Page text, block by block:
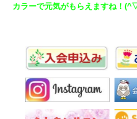
カラーで元気がもらえますね！